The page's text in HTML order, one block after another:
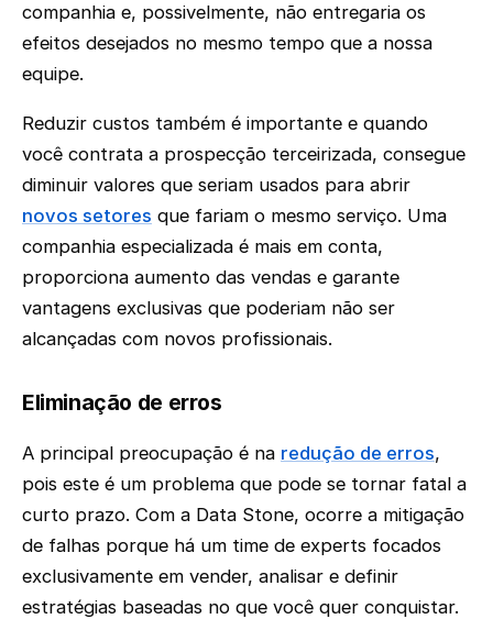
companhia e, possivelmente, não entregaria os
efeitos desejados no mesmo tempo que a nossa
equipe.
Reduzir custos também é importante e quando
você contrata a prospecção terceirizada, consegue
diminuir valores que seriam usados para abrir
novos setores que fariam o mesmo serviço. Uma
companhia especializada é mais em conta,
proporciona aumento das vendas e garante
vantagens exclusivas que poderiam não ser
alcançadas com novos profissionais.
Eliminação de erros
A principal preocupação é na redução de erros,
pois este é um problema que pode se tornar fatal a
curto prazo. Com a Data Stone, ocorre a mitigação
de falhas porque há um time de experts focados
exclusivamente em vender, analisar e definir
estratégias baseadas no que você quer conquistar.